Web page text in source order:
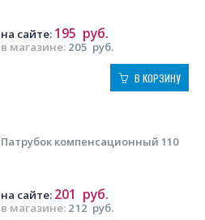
в магазине: 205 руб.
на сайте: 195 руб.
В КОРЗИНУ
Патрубок компенсационный 110
в магазине: 212 руб.
на сайте: 201 руб.